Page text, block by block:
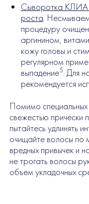
Сыворотка
роста.
процедуру
аргинином,
кожу головы и
регулярном
выпадение5. Для
рекомендуется
Помимо
свежестью прически
пытайтесь удлинять
очищайте волосы по
вредных привычек и
не трогать волосы
объем укладочных